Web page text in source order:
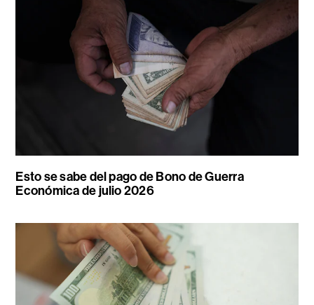
Esto se sabe del pago de Bono de Guerra
Económica de julio 2026